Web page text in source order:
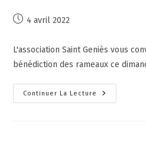
4 avril 2022
L'association Saint Geniès vous
bénédiction des rameaux ce
Continuer La Lecture